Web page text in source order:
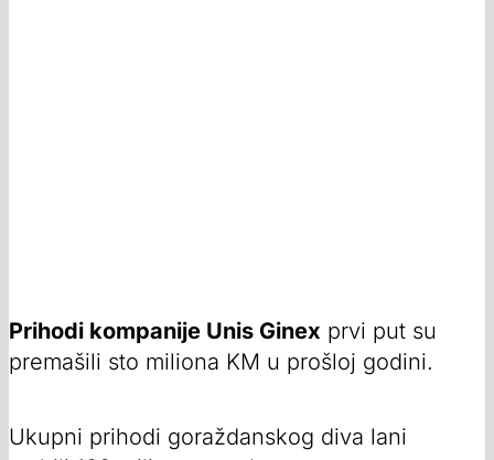
Prihodi kompanije Unis Ginex prvi put su
premašili sto miliona KM u prošloj godini.
Ukupni prihodi goraždanskog diva lani